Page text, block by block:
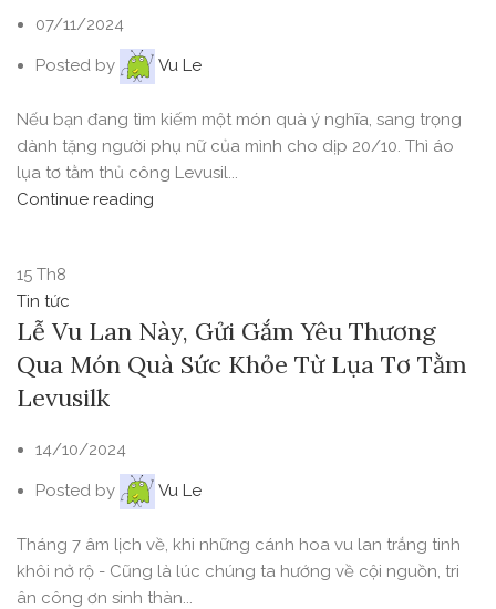
07/11/2024
Posted by Vu Le
Nếu bạn đang tìm kiếm một món quà ý nghĩa, sang trọng
dành tặng người phụ nữ của mình cho dịp 20/10. Thì áo
lụa tơ tằm thủ công Levusil...
Continue reading
15 Th8
Tin tức
Lễ Vu Lan Này, Gửi Gắm Yêu Thương
Qua Món Quà Sức Khỏe Từ Lụa Tơ Tằm
Levusilk
14/10/2024
Posted by Vu Le
Tháng 7 âm lịch về, khi những cánh hoa vu lan trắng tinh
khôi nở rộ - Cũng là lúc chúng ta hướng về cội nguồn, tri
ân công ơn sinh thàn...